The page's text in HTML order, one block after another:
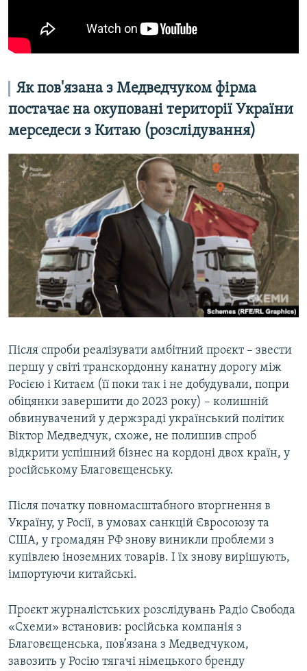
Як пов'язана з Медведчуком фірма
постачає на окуповані території України
мерседеси з Китаю (розслідування)
Після спроби реалізувати амбітний проєкт – звести
першу у світі транскордонну канатну дорогу між
Росією і Китаєм (її поки так і не добудували, попри
обіцянки завершити до 2023 року) – колишній
обвинувачений у держзраді український політик
Віктор Медведчук, схоже, не полишив спроб
відкрити успішний бізнес на кордоні двох країн, у
російському Благовєщенську.
Після початку повномасштабного вторгнення в
Україну, у Росії, в умовах санкцій Євросоюзу та
США, у громадян РФ знову виникли проблеми з
купівлею іноземних товарів. І їх знову вирішують,
імпортуючи китайські.
Проєкт журналістських розслідувань Радіо Свобода
«Схеми» встановив: російська компанія з
Благовєщенська, пов’язана з Медведчуком,
завозить у Росію тягачі німецького бренду